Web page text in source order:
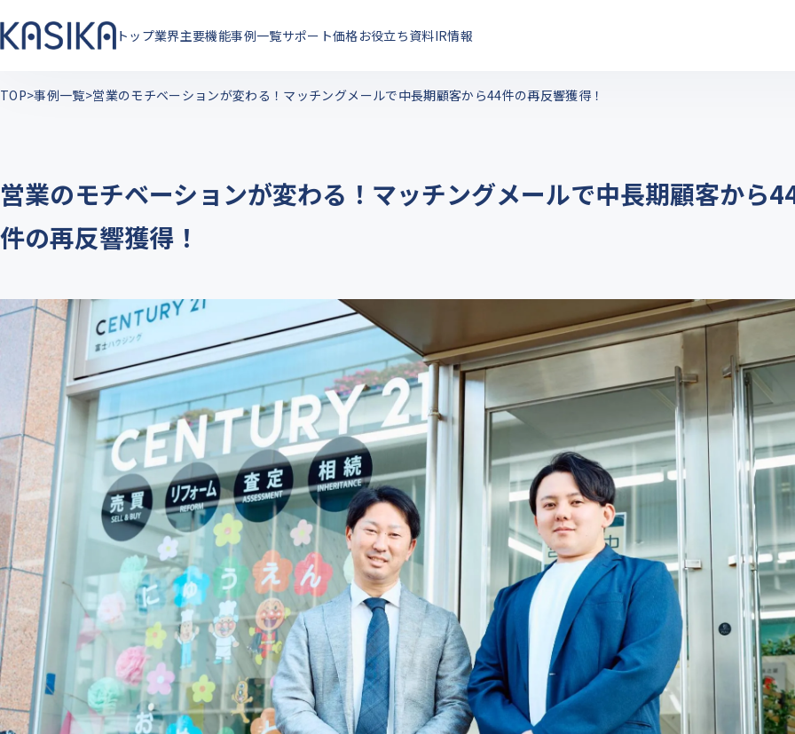
トップ業界主要機能事例一覧サポート価格お役立ち資料IR情報
TOP 事例一覧 営業のモチベーションが変わる！マッチングメールで中長期顧客から44件の再反響獲得！
営業のモチベーションが変わる！マッチングメールで中長期顧客から
件の再反響獲得！